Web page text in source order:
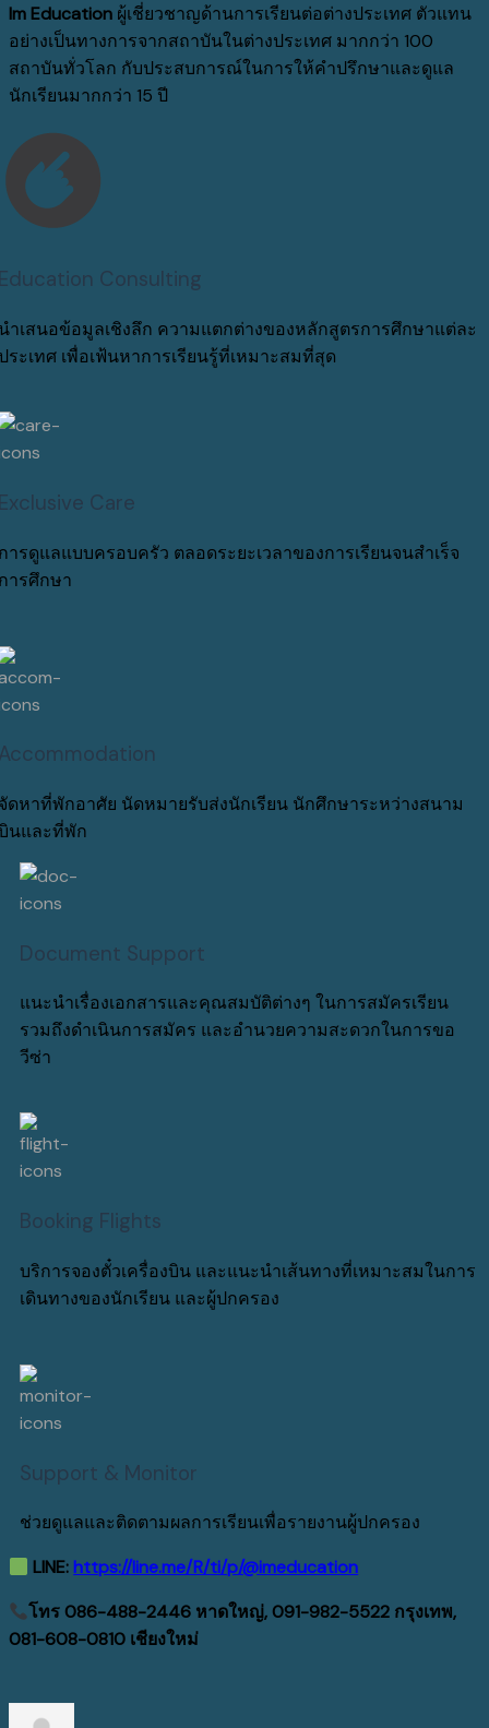
Im Education ผู้เชี่ยวชาญด้านการเรียนต่อต่างประเทศ ตัวแทน
อย่างเป็นทางการจากสถาบันในต่างประเทศ มากกว่า 100
สถาบันทั่วโลก กับประสบการณ์ในการให้คำปรึกษาและดูแล
นักเรียนมากกว่า 15 ปี
Consulting
ำเสนอข้อมูลเชิงลึก ความแตกต่างของหลักสูตรการศึกษาแต่ละ
ระเทศ เพื่อเฟ้นหาการเรียนรู้ที่เหมาะสมที่สุด
Care
ารดูแลแบบครอบครัว ตลอดระยะเวลาของการเรียนจนสำเร็จ
ารศึกษา
ดหาที่พักอาศัย นัดหมายรับส่งนักเรียน นักศึกษาระหว่างสนาม
นและที่พัก
Document Support
แนะนำเรื่องเอกสารและคุณสมบัติต่างๆ ในการสมัครเรียน
รวมถึงดำเนินการสมัคร และอำนวยความสะดวกในการขอ
วีซ่า
Booking Flights
บริการจองตั๋วเครื่องบิน และแนะนำเส้นทางที่เหมาะสมในการ
เดินทางของนักเรียน และผู้ปกครอง
Support & Monitor
ช่วยดูแลและติดตามผลการเรียนเพื่อรายงานผู้ปกครอง
LINE:https://line.me/R/ti/p/@imeducation
โทร 086-488-2446 หาดใหญ่, 091-982-5522 กรุงเทพ,
081-608-0810 เชียงใหม่